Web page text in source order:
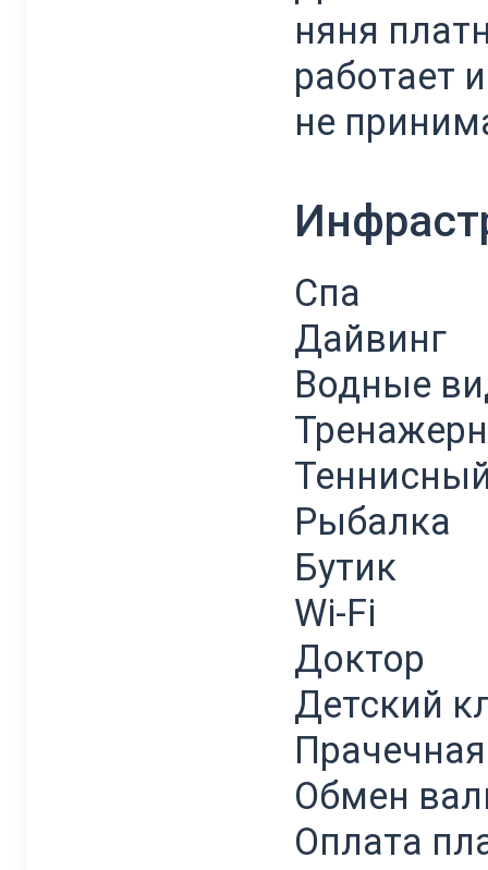
няня
работает
не
Спа
Дайвинг
Водные
Рыбалка
Бутик
Wi-Fi
Доктор
Детский
Прачечная
Обмен
Оплата